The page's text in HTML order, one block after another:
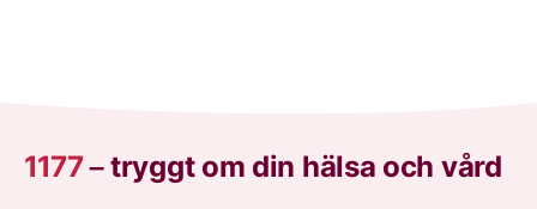
1177–tryggt om din hälsa och vård